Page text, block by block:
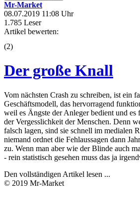
Mr-Market
08.07.2019 11:08 Uhr
1.785 Leser
Artikel bewerten:
(2)
Der große Knall
Vom nächsten Crash zu schreiben, ist ein
Geschäftsmodell, das hervorragend
weil es Ängste der Anleger bedient und es
der Vergesslichkeit der Menschen. Denn
falsch lagen, sind sie schnell im medialen
niemand ordnet die Fehlaussagen dann
zu. Wenn man aber wie der Blinde auch
- rein statistisch gesehen muss das ja
Den vollständigen Artikel lesen ...
© 2019 Mr-Market